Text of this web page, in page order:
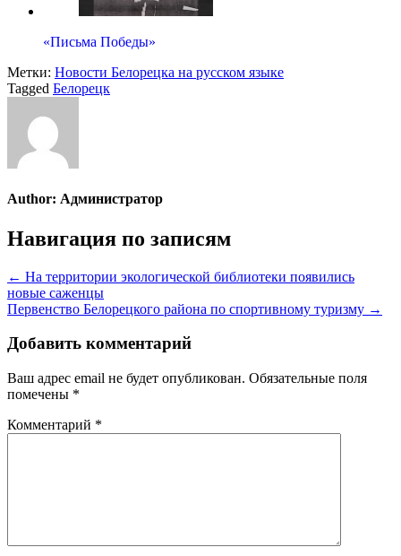
«Письма Победы»
Метки: Новости Белорецка на русском языке
Tagged Белорецк
Author: Администратор
Навигация по записям
← На территории экологической библиотеки появились
новые саженцы
Первенство Белорецкого района по спортивному туризму →
Добавить комментарий
Ваш адрес email не будет опубликован. Обязательные поля
помечены *
Комментарий *